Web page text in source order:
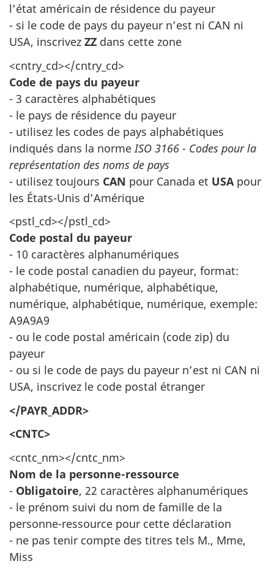
l’état américain de résidence du payeur
- si le code de pays du payeur n’est ni CAN ni
USA, inscrivez ZZ dans cette zone
<cntry_cd></cntry_cd>
Code de pays du payeur
- 3 caractères alphabétiques
- le pays de résidence du payeur
- utilisez les codes de pays alphabétiques
indiqués dans la norme ISO 3166 - Codes pour la
représentation des noms de pays
- utilisez toujours CAN pour Canada et USA pour
les États-Unis d’Amérique
<pstl_cd></pstl_cd>
Code postal du payeur
- 10 caractères alphanumériques
- le code postal canadien du payeur, format:
alphabétique, numérique, alphabétique,
numérique, alphabétique, numérique, exemple:
A9A9A9
- ou le code postal américain (code zip) du
payeur
- ou si le code de pays du payeur n’est ni CAN ni
USA, inscrivez le code postal étranger
</PAYR_ADDR>
<CNTC>
<cntc_nm></cntc_nm>
Nom de la personne-ressource
- Obligatoire, 22 caractères alphanumériques
- le prénom suivi du nom de famille de la
personne-ressource pour cette déclaration
- ne pas tenir compte des titres tels M., Mme,
Miss